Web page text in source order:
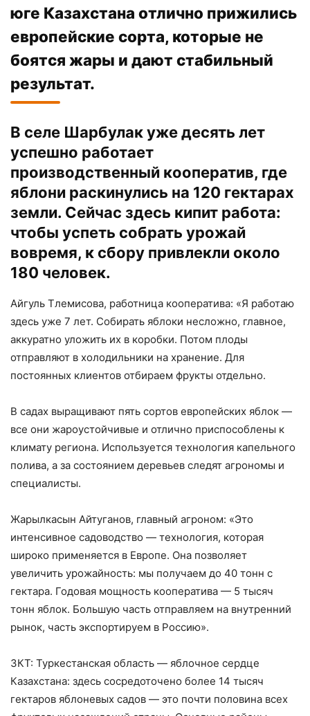
юге Казахстана отлично прижились
европейские сорта, которые не
боятся жары и дают стабильный
результат.
В селе Шарбулак уже десять лет
успешно работает
производственный кооператив, где
яблони раскинулись на 120 гектарах
земли. Сейчас здесь кипит работа:
чтобы успеть собрать урожай
вовремя, к сбору привлекли около
180 человек.
Айгуль Тлемисова, работница кооператива: «Я работаю
здесь уже 7 лет. Собирать яблоки несложно, главное,
аккуратно уложить их в коробки. Потом плоды
отправляют в холодильники на хранение. Для
постоянных клиентов отбираем фрукты отдельно.
В садах выращивают пять сортов европейских яблок —
все они жароустойчивые и отлично приспособлены к
климату региона. Используется технология капельного
полива, а за состоянием деревьев следят агрономы и
специалисты.
Жарылкасын Айтуганов, главный агроном: «Это
интенсивное садоводство — технология, которая
широко применяется в Европе. Она позволяет
увеличить урожайность: мы получаем до 40 тонн с
гектара. Годовая мощность кооператива — 5 тысяч
тонн яблок. Большую часть отправляем на внутренний
рынок, часть экспортируем в Россию».
ЗКТ: Туркестанская область — яблочное сердце
Казахстана: здесь сосредоточено более 14 тысяч
гектаров яблоневых садов — это почти половина всех